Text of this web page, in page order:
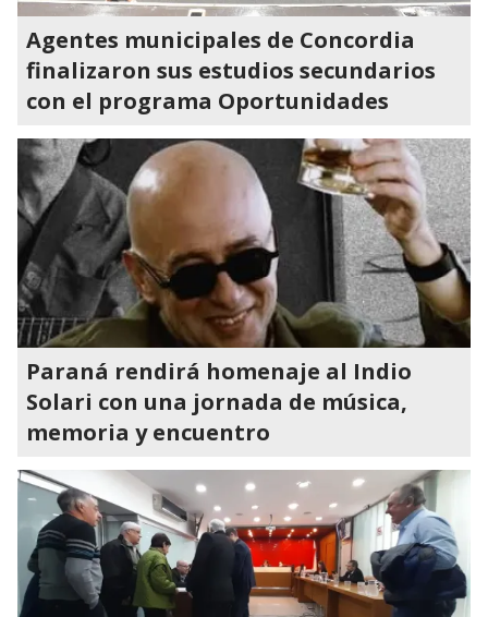
Agentes municipales de Concordia
finalizaron sus estudios secundarios
con el programa Oportunidades
Paraná rendirá homenaje al Indio
Solari con una jornada de música,
memoria y encuentro